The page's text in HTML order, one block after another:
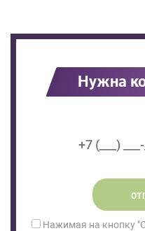
Нужна
Нажимая на кнопку